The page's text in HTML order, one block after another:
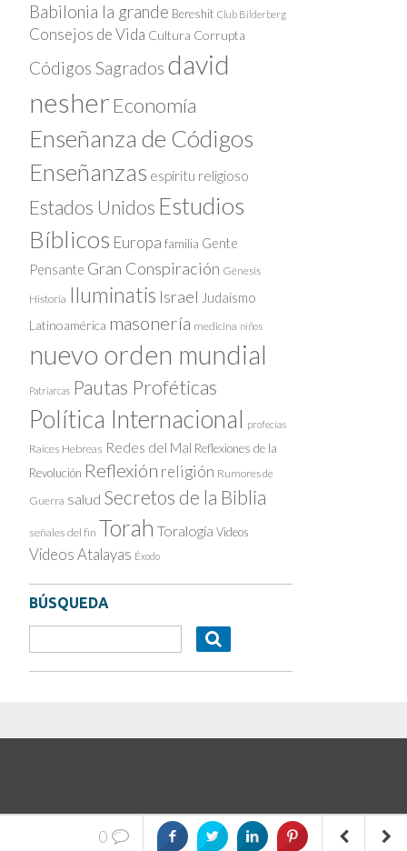
Babilonia la grande Bereshit Club Bilderberg
Consejos de Vida Cultura Corrupta
Códigos Sagrados david
nesher Economía
Enseñanza de Códigos
Enseñanzas espíritu religioso
Estados Unidos Estudios
Bíblicos Europa familia Gente
Pensante Gran Conspiración Génesis
Historia Iluminatis Israel Judaísmo
Latinoamérica masonería medicina niños
nuevo orden mundial
Patriarcas Pautas Proféticas
Política Internacional profecías
Raíces Hebreas Redes del Mal Reflexiones de la
Revolución Reflexión religión Rumores de
Guerra salud Secretos de la Biblia
señales del fin Torah Toralogía Videos
Videos Atalayas Éxodo
BÚSQUEDA
0